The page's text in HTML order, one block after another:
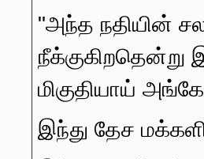
"அந்த நதியின்
நீக்குகிறதென்று
மிகுதியாய்
இந்து தேச